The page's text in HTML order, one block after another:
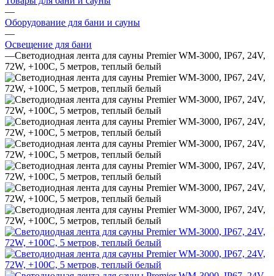
—
Оборудование для бани и сауны
—
Освещение для бани
—Светодиодная лента для сауны Premier WM-3000, IP67, 24V,
72W, +100C, 5 метров, теплый белый